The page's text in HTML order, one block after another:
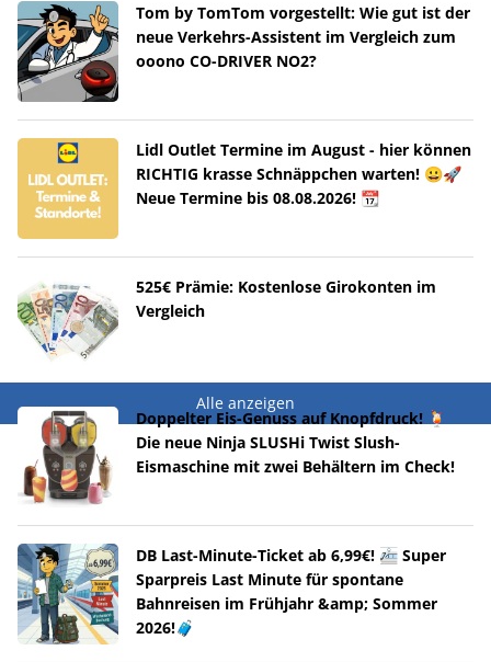
Tom by TomTom vorgestellt: Wie gut ist der
neue Verkehrs-Assistent im Vergleich zum
ooono CO-DRIVER NO2?
Lidl Outlet Termine im August - hier können
RICHTIG krasse Schnäppchen warten! 😀🚀
Neue Termine bis 08.08.2026! 📆
525€ Prämie: Kostenlose Girokonten im
Vergleich
Alle anzeigen
Doppelter Eis-Genuss auf Knopfdruck! 🍹
Die neue Ninja SLUSHi Twist Slush-
Eismaschine mit zwei Behältern im Check!
DB Last-Minute-Ticket ab 6,99€! 🚈 Super
Sparpreis Last Minute für spontane
Bahnreisen im Frühjahr &amp; Sommer
2026!🧳